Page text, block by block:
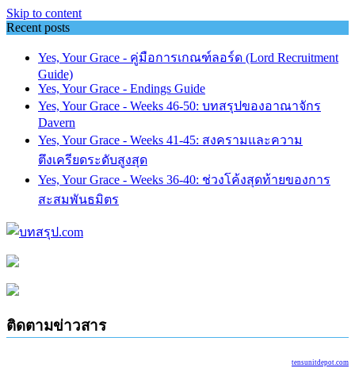
Skip to content
Recent posts
Yes, Your Grace - คู่มือการเกณฑ์ลอร์ด (Lord Recruitment
Guide)
Yes, Your Grace - Endings Guide
Yes, Your Grace - Weeks 46-50: บทสรุปของอาณาจักร
Davern
Yes, Your Grace - Weeks 41-45: สงครามและความ
ตึงเครียดระดับสูงสุด
Yes, Your Grace - Weeks 36-40: ช่วงโค้งสุดท้ายของการ
สะสมพันธมิตร
ติดตามข่าวสาร
tensunitdepot.com